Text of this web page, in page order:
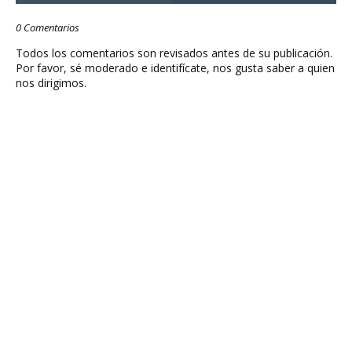
0 Comentarios
Todos los comentarios son revisados antes de su publicación.
Por favor, sé moderado e identifícate, nos gusta saber a quien
nos dirigimos.